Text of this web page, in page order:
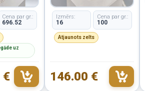
Cena par gr.:
696.52
uz
€
Izmērs:
16
Cena par gr.:
100
Atjaunots zelts
146.00 €